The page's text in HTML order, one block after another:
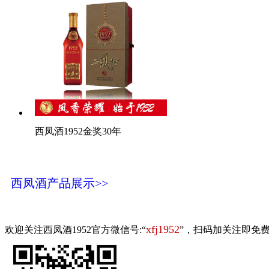
西凤酒1952金奖30年
西凤酒产品展示>>
欢迎关注西凤酒1952官方微信号:“xfj1952”，扫码加关注即免